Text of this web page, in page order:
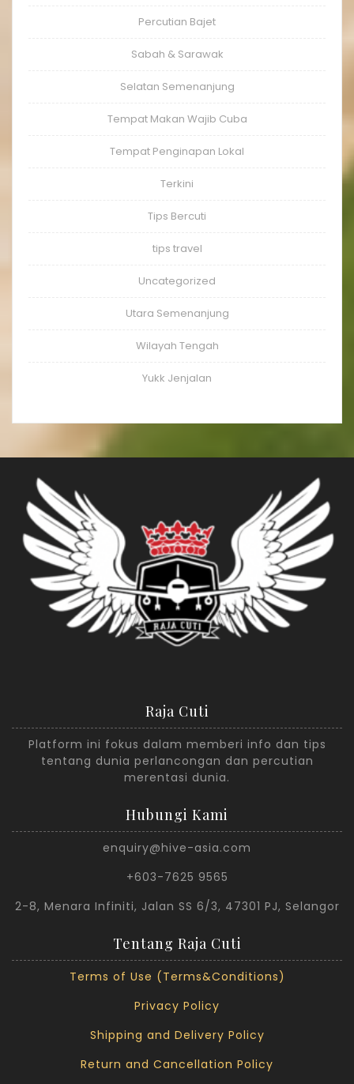
Percutian Bajet
Sabah & Sarawak
Selatan Semenanjung
Tempat Makan Wajib Cuba
Tempat Penginapan Lokal
Terkini
Tips Bercuti
tips travel
Uncategorized
Utara Semenanjung
Wilayah Tengah
Yukk Jenjalan
Raja Cuti
Platform ini fokus dalam memberi info dan tips
tentang dunia perlancongan dan percutian
merentasi dunia.
Hubungi Kami
enquiry@hive-asia.com
+603-7625 9565
2-8, Menara Infiniti, Jalan SS 6/3, 47301 PJ, Selangor
Tentang Raja Cuti
Terms of Use (Terms&Conditions)
Privacy Policy
Shipping and Delivery Policy
Return and Cancellation Policy